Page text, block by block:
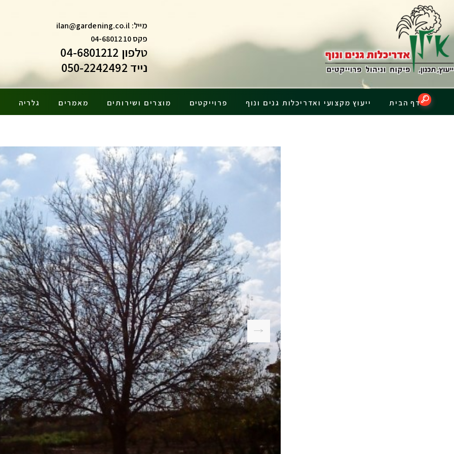
מייל: ilan@gardening.co.il
פקס 04-6801210
טלפון 04-6801212
נייד 050-2242492
דף הבית ייעוץ מקצועי ואדריכלות גנים ונוף פרוייקטים מוצרים ושירותים מאמרים גלריה
עץ נוי